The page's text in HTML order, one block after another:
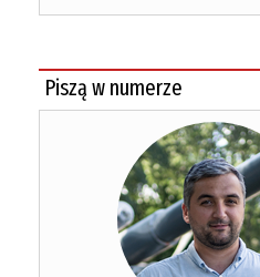
Piszą w numerze